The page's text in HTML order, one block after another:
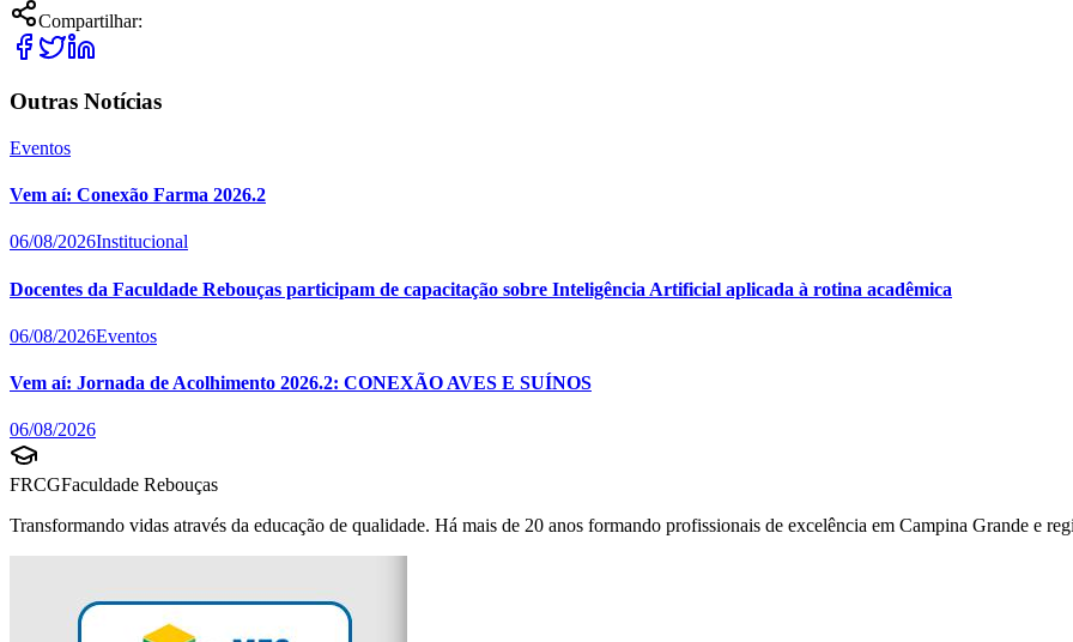
Compartilhar:
Outras Notícias
Eventos
Vem aí: Conexão Farma 2026.2
06/08/2026Institucional
Docentes da Faculdade Rebouças participam de capacitação sobre Inteligência Artificial aplicada à rotina acadêmica
06/08/2026Eventos
Vem aí: Jornada de Acolhimento 2026.2: CONEXÃO AVES E SUÍNOS
06/08/2026
FRCGFaculdade Rebouças
Transformando vidas através da educação de qualidade. Há mais de 20 anos formando profissionais de excelência em Campina Grande e